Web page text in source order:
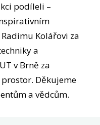
podíleli –
Kolářovi za
a
v Brně za
Děkujeme
a vědcům.